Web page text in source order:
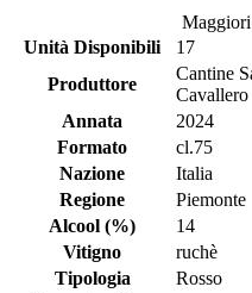
Unità Disponibili
17
Produttore
Cantine
Cavallero
Annata
2024
Formato
cl.75
Nazione
Italia
Regione
Piemonte
Alcool (%)
14
Vitigno
ruchè
Tipologia
Rosso